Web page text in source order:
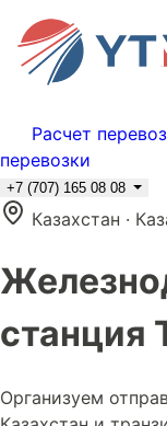
Расчет
перевозки
+7 (707) 165 08 08
Казахстан ·
станция
Организуем